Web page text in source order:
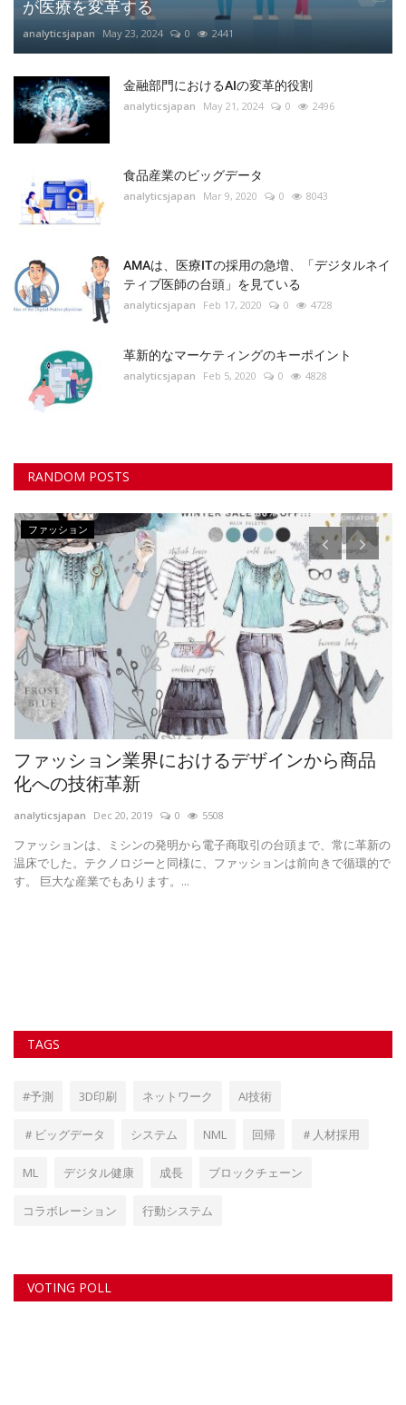
が医療を変革する
analyticsjapan May 23, 2024 0 2441
金融部門におけるAIの変革的役割
analyticsjapan May 21, 2024 0 2496
食品産業のビッグデータ
analyticsjapan Mar 9, 2020 0 8043
AMAは、医療ITの採用の急増、「デジタルネイ
ティブ医師の台頭」を見ている
analyticsjapan Feb 17, 2020 0 4728
革新的なマーケティングのキーポイント
analyticsjapan Feb 5, 2020 0 4828
RANDOM POSTS
の
で
ヘルスケア
患者の力を高める：デジタルヘルステクノロ
ジーが医療を変革する
analyticsjapan May 23, 2024 0 2441
このブログでは、デジタルヘルステクノロジーが患者のエンパワーメン
トを向上させ、医療を変革している方法について探求します。デジタル
革命はさまざまな産業に大きな影響を与えており、医療も例外ではあり
TAGS
#予測 3D印刷 ネットワーク AI技術
＃ビッグデータ システム NML 回帰 ＃人材採用
ML デジタル健康 成長 ブロックチェーン
コラボレーション 行動システム
VOTING POLL